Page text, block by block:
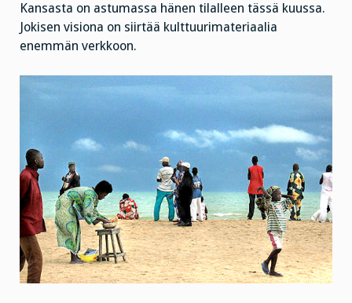
Kansasta on astumassa hänen tilalleen tässä kuussa.
Jokisen visiona on siirtää kulttuurimateriaalia
enemmän verkkoon.